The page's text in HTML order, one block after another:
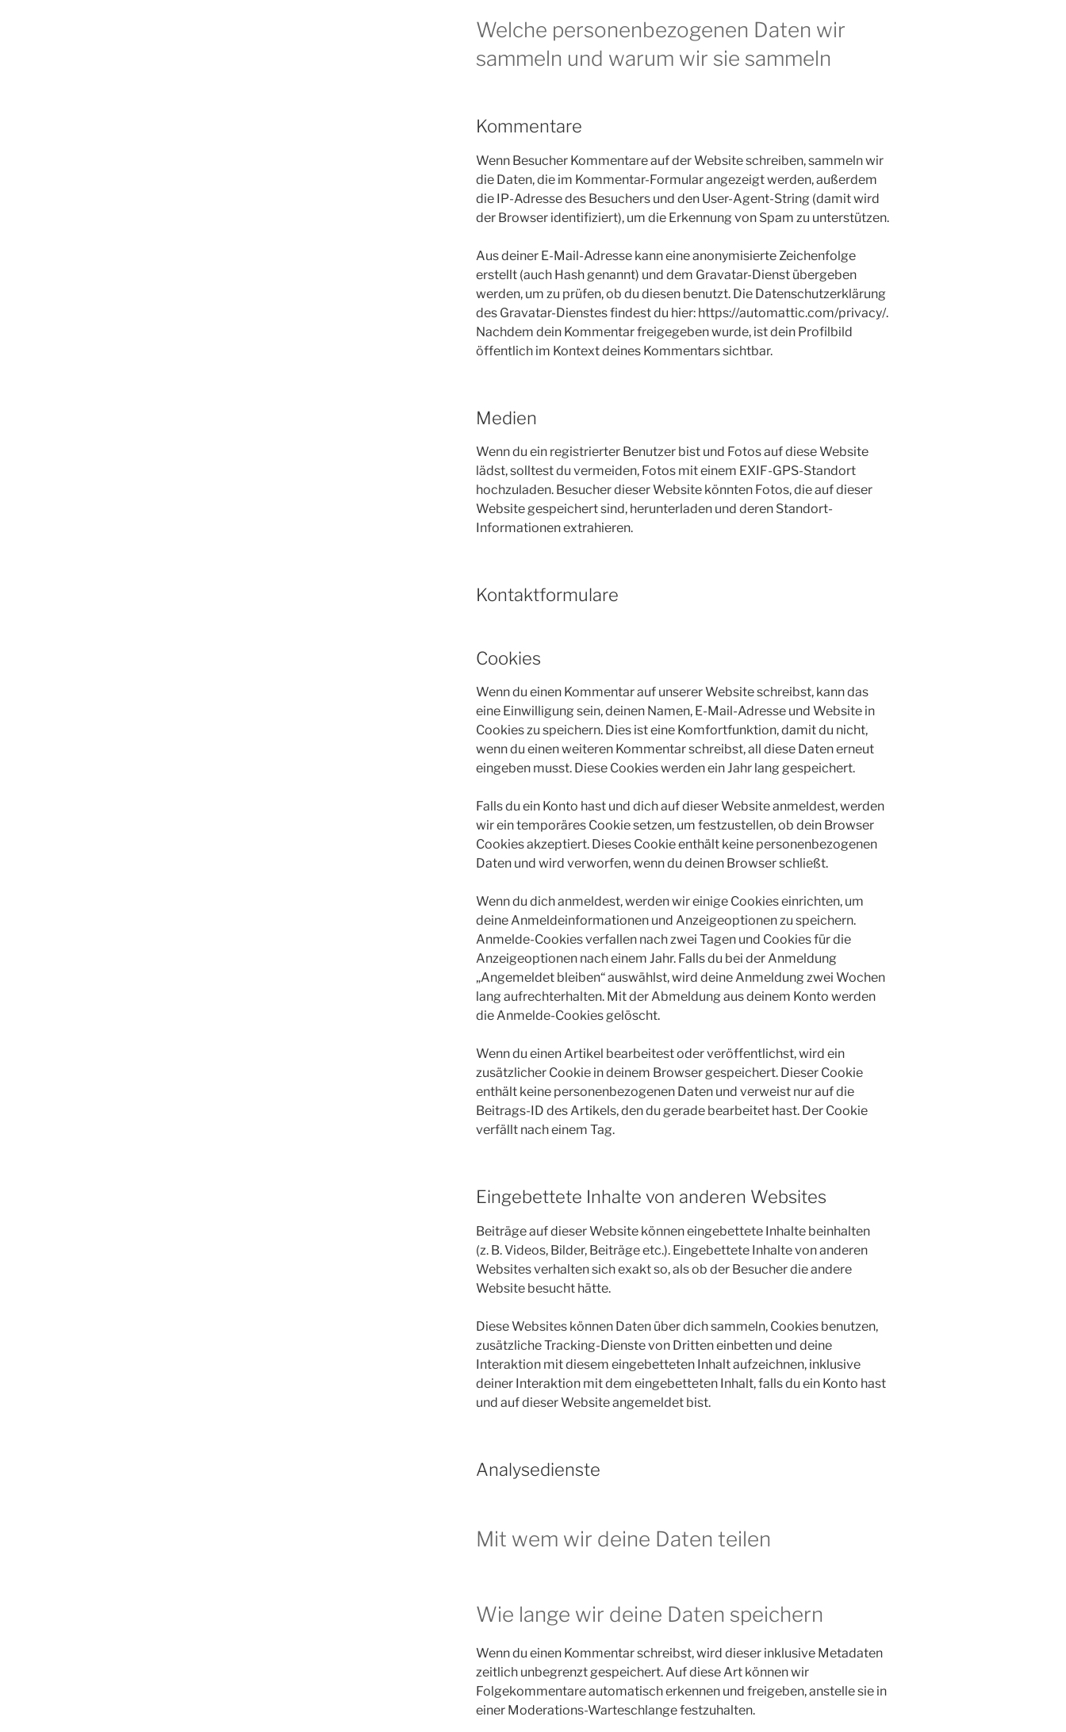
Welche personenbezogenen Daten wir
sammeln und warum wir sie sammeln
Kommentare
Wenn Besucher Kommentare auf der Website schreiben, sammeln wir
die Daten, die im Kommentar-Formular angezeigt werden, außerdem
die IP-Adresse des Besuchers und den User-Agent-String (damit wird
der Browser identifiziert), um die Erkennung von Spam zu unterstützen.
Aus deiner E-Mail-Adresse kann eine anonymisierte Zeichenfolge
erstellt (auch Hash genannt) und dem Gravatar-Dienst übergeben
werden, um zu prüfen, ob du diesen benutzt. Die Datenschutzerklärung
des Gravatar-Dienstes findest du hier: https://automattic.com/privacy/.
Nachdem dein Kommentar freigegeben wurde, ist dein Profilbild
öffentlich im Kontext deines Kommentars sichtbar.
Medien
Wenn du ein registrierter Benutzer bist und Fotos auf diese Website
lädst, solltest du vermeiden, Fotos mit einem EXIF-GPS-Standort
hochzuladen. Besucher dieser Website könnten Fotos, die auf dieser
Website gespeichert sind, herunterladen und deren Standort-
Informationen extrahieren.
Kontaktformulare
Cookies
Wenn du einen Kommentar auf unserer Website schreibst, kann das
eine Einwilligung sein, deinen Namen, E-Mail-Adresse und Website in
Cookies zu speichern. Dies ist eine Komfortfunktion, damit du nicht,
wenn du einen weiteren Kommentar schreibst, all diese Daten erneut
eingeben musst. Diese Cookies werden ein Jahr lang gespeichert.
Falls du ein Konto hast und dich auf dieser Website anmeldest, werden
wir ein temporäres Cookie setzen, um festzustellen, ob dein Browser
Cookies akzeptiert. Dieses Cookie enthält keine personenbezogenen
Daten und wird verworfen, wenn du deinen Browser schließt.
Wenn du dich anmeldest, werden wir einige Cookies einrichten, um
deine Anmeldeinformationen und Anzeigeoptionen zu speichern.
Anmelde-Cookies verfallen nach zwei Tagen und Cookies für die
Anzeigeoptionen nach einem Jahr. Falls du bei der Anmeldung
„Angemeldet bleiben“ auswählst, wird deine Anmeldung zwei Wochen
lang aufrechterhalten. Mit der Abmeldung aus deinem Konto werden
die Anmelde-Cookies gelöscht.
Wenn du einen Artikel bearbeitest oder veröffentlichst, wird ein
zusätzlicher Cookie in deinem Browser gespeichert. Dieser Cookie
enthält keine personenbezogenen Daten und verweist nur auf die
Beitrags-ID des Artikels, den du gerade bearbeitet hast. Der Cookie
verfällt nach einem Tag.
Eingebettete Inhalte von anderen Websites
Beiträge auf dieser Website können eingebettete Inhalte beinhalten
(z. B. Videos, Bilder, Beiträge etc.). Eingebettete Inhalte von anderen
Websites verhalten sich exakt so, als ob der Besucher die andere
Website besucht hätte.
Diese Websites können Daten über dich sammeln, Cookies benutzen,
zusätzliche Tracking-Dienste von Dritten einbetten und deine
Interaktion mit diesem eingebetteten Inhalt aufzeichnen, inklusive
deiner Interaktion mit dem eingebetteten Inhalt, falls du ein Konto hast
und auf dieser Website angemeldet bist.
Analysedienste
Mit wem wir deine Daten teilen
Wie lange wir deine Daten speichern
Wenn du einen Kommentar schreibst, wird dieser inklusive Metadaten
zeitlich unbegrenzt gespeichert. Auf diese Art können wir
Folgekommentare automatisch erkennen und freigeben, anstelle sie in
einer Moderations-Warteschlange festzuhalten.